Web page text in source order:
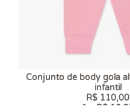
Conjunto de body gola
infantil
R$ 110,00
6 x R$